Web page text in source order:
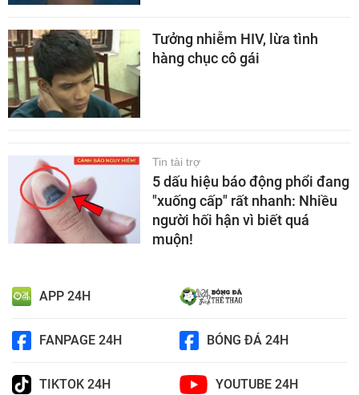
Tưởng nhiễm HIV, lừa tình
hàng chục cô gái
Tin tài trợ
5 dấu hiệu báo động phổi đang
"xuống cấp" rất nhanh: Nhiều
người hối hận vì biết quá
muộn!
APP 24H
FANPAGE 24H BÓNG ĐÁ 24H
TIKTOK 24H YOUTUBE 24H